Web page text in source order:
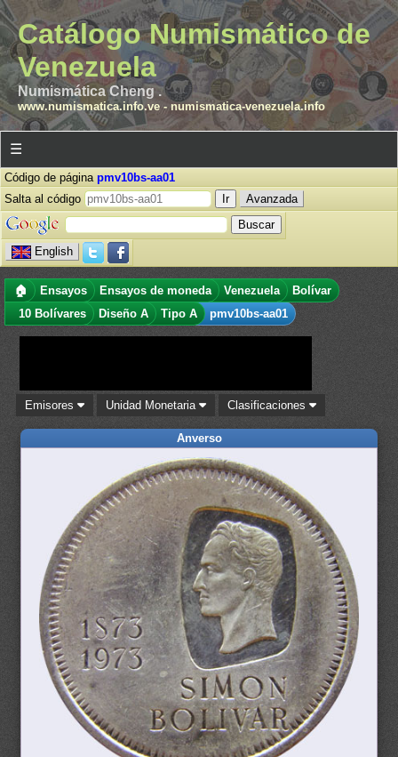
Catálogo Numismático de
Venezuela
Numismática Cheng .
www.numismatica.info.ve- numismatica-venezuela.info
☰
Código de página pmv10bs-aa01
Salta al código
Avanzada
English
🏠 Ensayos Ensayos de moneda Venezuela
Bolívar
10 Bolívares
Diseño A Tipo A pmv10bs-aa01
Emisores Unidad Monetaria Clasificaciones
Anverso